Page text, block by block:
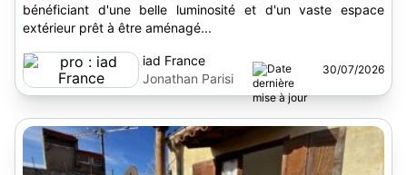
bénéficiant d'une belle luminosité et d'un vaste espace
extérieur prêt à être aménagé...
iad France
Jonathan Parisi
30/07/2026